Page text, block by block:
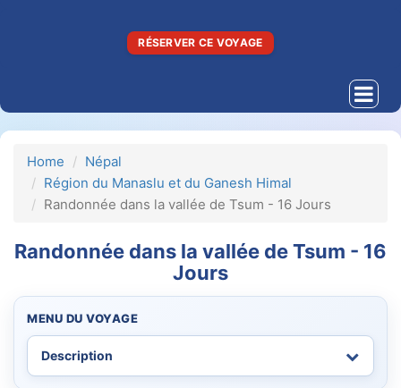
RÉSERVER CE VOYAGE
Home
Népal
Région du Manaslu et du Ganesh Himal
Randonnée dans la vallée de Tsum - 16 Jours
Randonnée dans la vallée de Tsum - 16
Jours
MENU DU VOYAGE